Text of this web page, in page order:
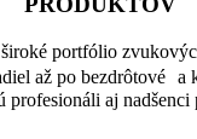
portfólio
až po bezdrôtové a
profesionáli aj nadšenci